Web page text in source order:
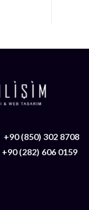
+90 (850) 302 8708
+90 (282) 606 0159